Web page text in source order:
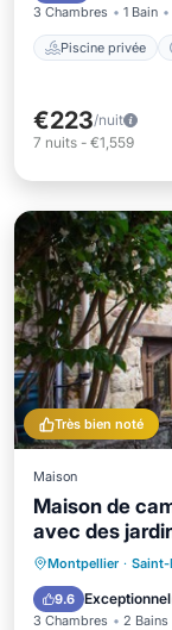
3 Chambres 1 Bain
Piscine privée
€223/nuit
7 nuits - €1,559
Très bien noté
Maison
Maison de
avec des
piscine
Montpellier ·
9.6 Exceptionnel
3 Chambres 2 Bains
Vue